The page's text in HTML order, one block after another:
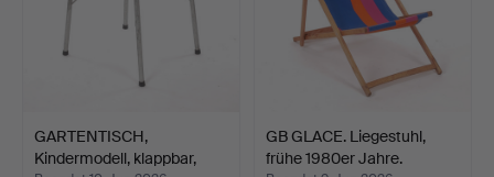
GARTENTISCH,
Kindermodell, klappbar,
GB GLACE. Liegestuhl,
frühe 1980er Jahre.